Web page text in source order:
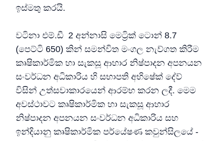
ඉස්මතු කරයි.
වටිනා එම්.ඩී 2 අන්නාසි මෙට්‍රික් ටොන් 8.7
(පෙට්ටි 650) කින් සමන්විත මංගල නැව්ගත කිරීම
කෘෂිකාර්මික හා සැකසූ ආහාර නිෂ්පාදන අපනයන
සංවර්ධන අධිකාරිය හි සභාපති අභිෂේක් දේව්
විසින් උත්සවාකාරයෙන් ආරම්භ කරන ලදී. මෙම
අවස්ථාවට කෘෂිකාර්මික හා සැකසූ ආහාර
නිෂ්පාදන අපනයන සංවර්ධන අධිකාරිය සහ
ඉන්දියානු කෘෂිකාර්මික පර්යේෂණ කවුන්සිලයේ -